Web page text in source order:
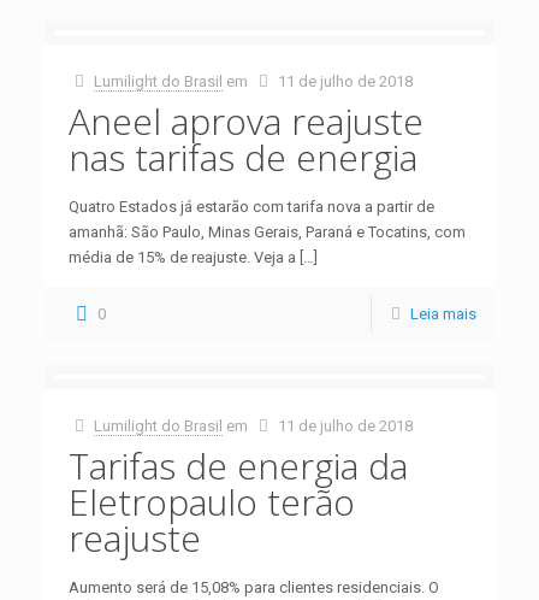
Lumilight do Brasil em 11 de julho de 2018
Aneel aprova reajuste
nas tarifas de energia
Quatro Estados já estarão com tarifa nova a partir de
amanhã: São Paulo, Minas Gerais, Paraná e Tocatins, com
média de 15% de reajuste. Veja a […]
0 Leia mais
Lumilight do Brasil em 11 de julho de 2018
Tarifas de energia da
Eletropaulo terão
reajuste
Aumento será de 15,08% para clientes residenciais. O